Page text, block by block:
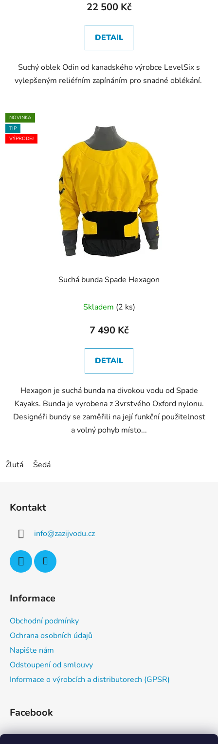
22 500 Kč
DETAIL
Suchý oblek Odin od kanadského výrobce LevelSix s
vylepšeným reliéfním zapínáním pro snadné oblékání.
NOVINKA
TIP
VÝPRODEJ
Suchá bunda Spade Hexagon
Skladem (2 ks)
7 490 Kč
DETAIL
Hexagon je suchá bunda na divokou vodu od Spade
Kayaks. Bunda je vyrobena z 3vrstvého Oxford nylonu.
Designéři bundy se zaměřili na její funkční použitelnost
a volný pohyb místo...
Žlutá Šedá
Kontakt
info@zazijvodu.cz
Informace
Obchodní podmínky
Ochrana osobních údajů
Napište nám
Odstoupení od smlouvy
Informace o výrobcích a distributorech (GPSR)
Facebook